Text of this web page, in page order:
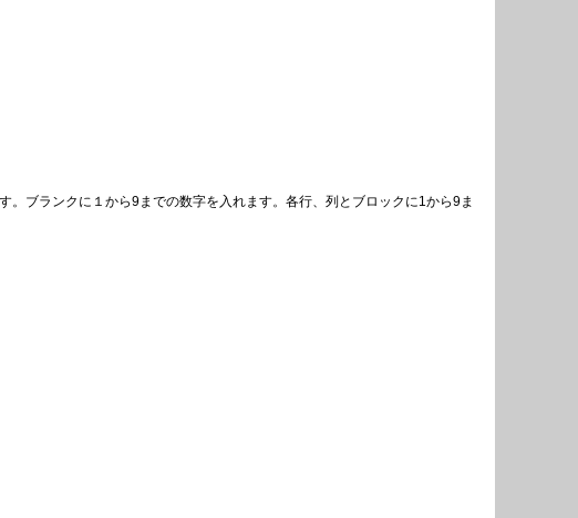
ブランクに１から9までの数字を入れます。各行、列とブロックに1から9ま